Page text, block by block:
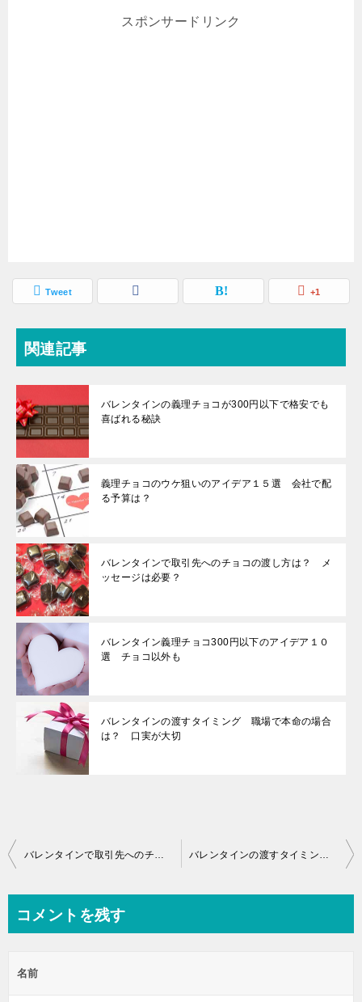
スポンサードリンク
Tweet +1
関連記事
バレンタインの義理チョコが300円以下で格安でも
喜ばれる秘訣
義理チョコのウケ狙いのアイデア１５選 会社で配
る予算は？
バレンタインで取引先へのチョコの渡し方は？ メ
ッセージは必要？
バレンタイン義理チョコ300円以下のアイデア１０
選 チョコ以外も
バレンタインの渡すタイミング 職場で本命の場合
は？ 口実が大切
投
ビ
ー
バレンタインで取引先へのチョコの渡し方は？ メッセージは必要？ バレンタインの渡すタイミング 職場で本命の場合は？ 口実が大切
コメントを残す
名前